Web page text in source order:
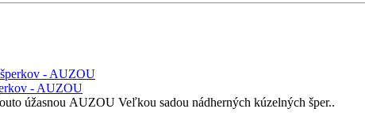
- AUZOU
úžasnou AUZOU Veľkou sadou nádherných kúzelných šper..